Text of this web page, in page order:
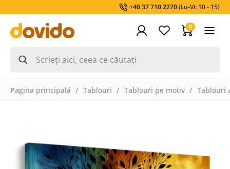
+40 37 710 2270(Lu-Vi: 10 - 15)
0
Pagina principală Tablouri Tablouri pe motiv Tablouri